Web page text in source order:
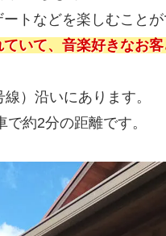
トなどを楽しむことが
いて、音楽好きなお
）沿いにあります。
で約2分の距離です。